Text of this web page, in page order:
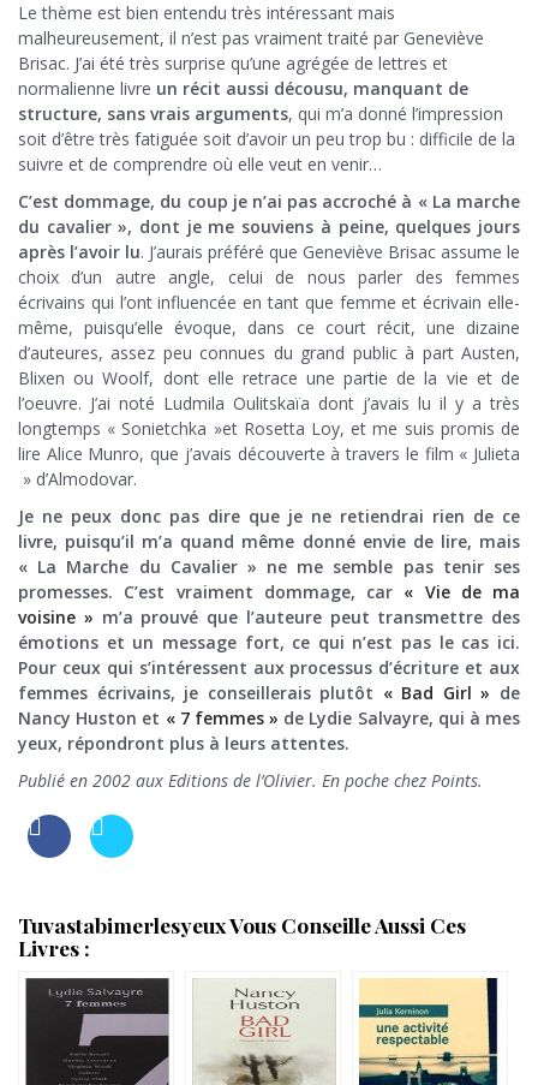
Le thème est bien entendu très intéressant mais
malheureusement, il n’est pas vraiment traité par Geneviève
Brisac. J’ai été très surprise qu’une agrégée de lettres et
normalienne livre un récit aussi décousu, manquant de
structure, sans vrais arguments, qui m’a donné l’impression
soit d’être très fatiguée soit d’avoir un peu trop bu : difficile de la
suivre et de comprendre où elle veut en venir…
C’est dommage, du coup je n’ai pas accroché à « La marche
du cavalier », dont je me souviens à peine, quelques jours
après l’avoir lu. J’aurais préféré que Geneviève Brisac assume le
choix d’un autre angle, celui de nous parler des femmes
écrivains qui l’ont influencée en tant que femme et écrivain elle-
même, puisqu’elle évoque, dans ce court récit, une dizaine
d’auteures, assez peu connues du grand public à part Austen,
Blixen ou Woolf, dont elle retrace une partie de la vie et de
l’oeuvre. J’ai noté Ludmila Oulitskaïa dont j’avais lu il y a très
longtemps « Sonietchka »et Rosetta Loy, et me suis promis de
lire Alice Munro, que j’avais découverte à travers le film « Julieta
» d’Almodovar.
Je ne peux donc pas dire que je ne retiendrai rien de ce
livre, puisqu’il m’a quand même donné envie de lire, mais
« La Marche du Cavalier » ne me semble pas tenir ses
promesses. C’est vraiment dommage, car « Vie de ma
voisine » m’a prouvé que l’auteure peut transmettre des
émotions et un message fort, ce qui n’est pas le cas ici.
Pour ceux qui s’intéressent aux processus d’écriture et aux
femmes écrivains, je conseillerais plutôt « Bad Girl » de
Nancy Huston et « 7 femmes » de Lydie Salvayre, qui à mes
yeux, répondront plus à leurs attentes.
Publié en 2002 aux Editions de l’Olivier. En poche chez Points.
Tuvastabimerlesyeux Vous Conseille Aussi Ces
Livres :